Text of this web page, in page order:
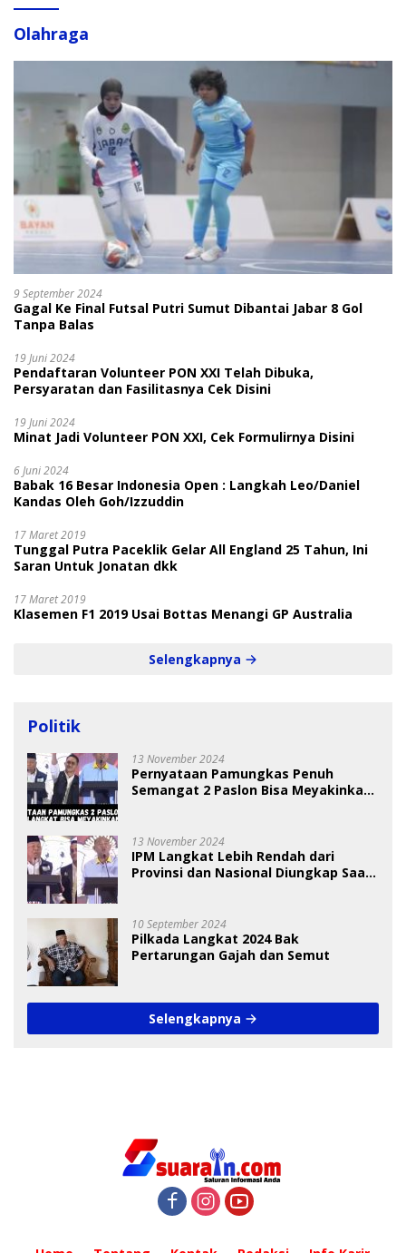
Olahraga
9 September 2024
Gagal Ke Final Futsal Putri Sumut Dibantai Jabar 8 Gol
Tanpa Balas
19 Juni 2024
Pendaftaran Volunteer PON XXI Telah Dibuka,
Persyaratan dan Fasilitasnya Cek Disini
19 Juni 2024
Minat Jadi Volunteer PON XXI, Cek Formulirnya Disini
6 Juni 2024
Babak 16 Besar Indonesia Open : Langkah Leo/Daniel
Kandas Oleh Goh/Izzuddin
17 Maret 2019
Tunggal Putra Paceklik Gelar All England 25 Tahun, Ini
Saran Untuk Jonatan dkk
17 Maret 2019
Klasemen F1 2019 Usai Bottas Menangi GP Australia
Selengkapnya
Politik
13 November 2024
Pernyataan Pamungkas Penuh
Semangat 2 Paslon Bisa Meyakinkan
13 November 2024
IPM Langkat Lebih Rendah dari
Provinsi dan Nasional Diungkap Saat
10 September 2024
Pilkada Langkat 2024 Bak
Pertarungan Gajah dan Semut
Selengkapnya